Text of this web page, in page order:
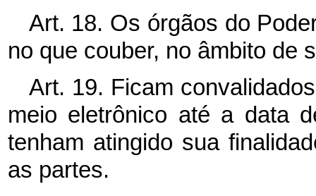
Art. 18. Os órgãos do
no que couber, no âmbito de
Art. 19. Ficam
meio eletrônico até a data
tenham atingido sua
as partes.